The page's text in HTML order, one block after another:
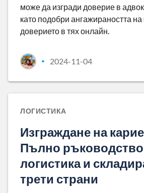
може да изгради доверие в
като подобри ангажираността на
доверието в тях онлайн.
• 2024-11-04
ЛОГИСТИКА
Изграждане на
Пълно ръководство
логистика и
трети страни